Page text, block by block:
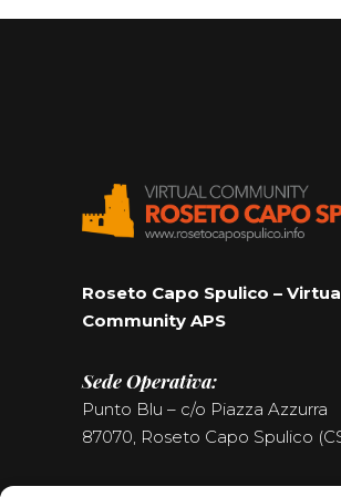
Roseto Capo Spulico –
Community APS
Sede Operativa:
Punto Blu – c/o Piazza Azzurra
87070, Roseto Capo Spulico